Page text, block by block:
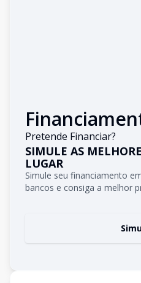
Pretende Financiar?
SIMULE AS
LUGAR
Simule seu financiamento
bancos e consiga a melhor